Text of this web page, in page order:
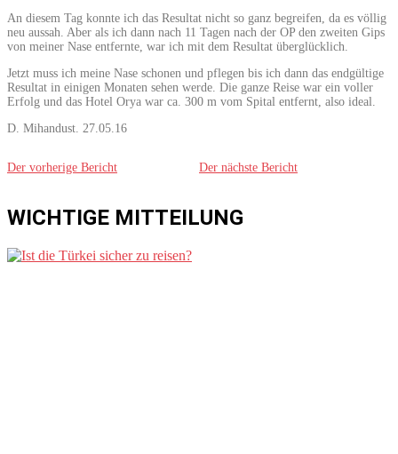
An diesem Tag konnte ich das Resultat nicht so ganz begreifen, da es völlig
neu aussah. Aber als ich dann nach 11 Tagen nach der OP den zweiten Gips
von meiner Nase entfernte, war ich mit dem Resultat überglücklich.
Jetzt muss ich meine Nase schonen und pflegen bis ich dann das endgültige
Resultat in einigen Monaten sehen werde. Die ganze Reise war ein voller
Erfolg und das Hotel Orya war ca. 300 m vom Spital entfernt, also ideal.
D. Mihandust. 27.05.16
Der vorherige Bericht Der nächste Bericht
WICHTIGE MITTEILUNG